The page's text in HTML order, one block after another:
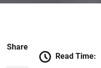
Share
Read Time: